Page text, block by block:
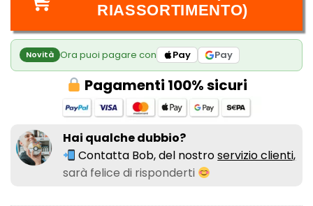
RIASSORTIMENTO)
Novità Ora puoi pagare con Pay Pay
Pagamenti 100% sicuri
Hai qualche dubbio?
Contatta Bob, del nostroservizio clienti,
sarà felice di risponderti